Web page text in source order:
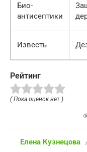
Био-
антисептики
Известь
Рейтинг
( Пока оценок нет )
Елена Кузнецова